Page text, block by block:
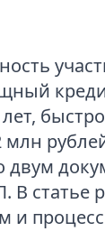
В статье
и